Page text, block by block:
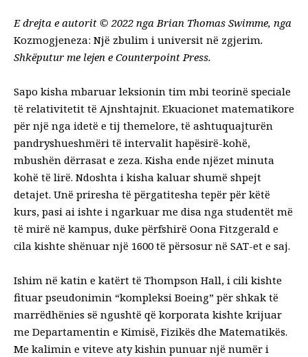
E drejta e autorit © 2022 nga Brian Thomas Swimme, nga
Kozmogjeneza: Një zbulim i universit në zgjerim.
Shkëputur me lejen e Counterpoint Press.
Sapo kisha mbaruar leksionin tim mbi teorinë speciale
të relativitetit të Ajnshtajnit. Ekuacionet matematikore
për një nga idetë e tij themelore, të ashtuquajturën
pandryshueshmëri të intervalit hapësirë-kohë,
mbushën dërrasat e zeza. Kisha ende njëzet minuta
kohë të lirë. Ndoshta i kisha kaluar shumë shpejt
detajet. Unë priresha të përgatitesha tepër për këtë
kurs, pasi ai ishte i ngarkuar me disa nga studentët më
të mirë në kampus, duke përfshirë Oona Fitzgerald e
cila kishte shënuar një 1600 të përsosur në SAT-et e saj.
Ishim në katin e katërt të Thompson Hall, i cili kishte
fituar pseudonimin “kompleksi Boeing” për shkak të
marrëdhënies së ngushtë që korporata kishte krijuar
me Departamentin e Kimisë, Fizikës dhe Matematikës.
Me kalimin e viteve aty kishin punuar një numër i